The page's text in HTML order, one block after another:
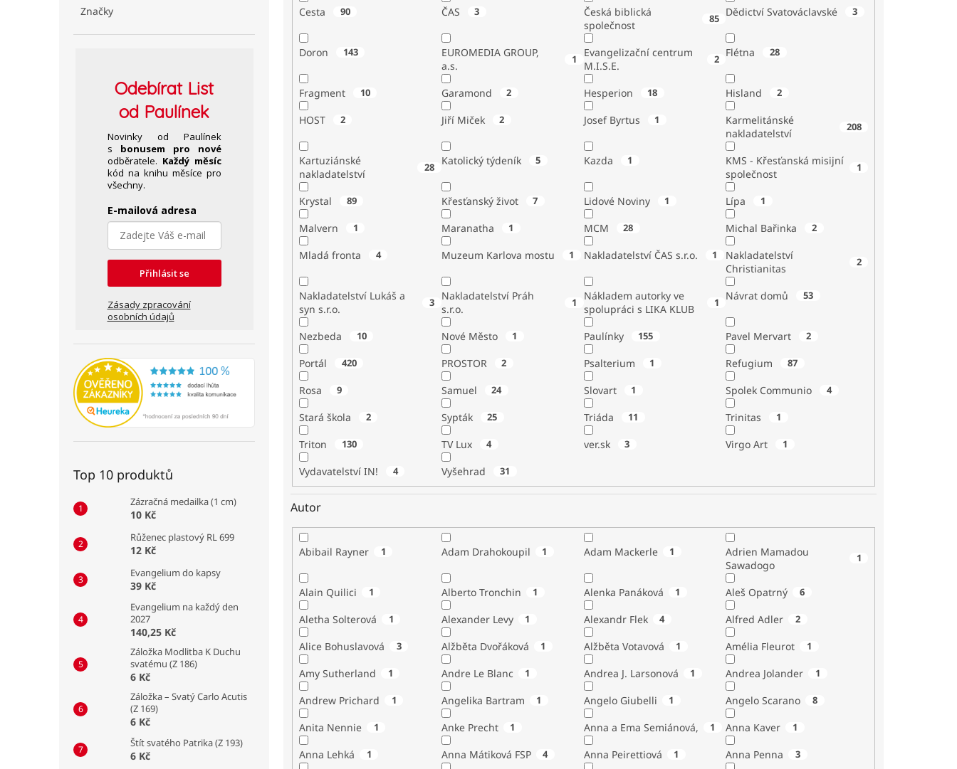
Značky
OdebíratList
od Paulínek
Novinky od Paulínek
s bonusem pro nové
odběratele. Každý měsíc
kód na knihu měsíce pro
všechny.
E-mailová adresa
Přihlásit se
Zásady zpracování
osobních údajů
Top 10 produktů
Zázračná medailka (1 cm)
10 Kč
Růženec plastový RL 699
12 Kč
Evangelium do kapsy
39 Kč
Evangelium na každý den
2027
140,25 Kč
Záložka Modlitba K Duchu
svatému (Z 186)
6 Kč
Záložka – Svatý Carlo Acutis
(Z 169)
6 Kč
Štít svatého Patrika (Z 193)
6 Kč
Cesta 90 ČAS 3
Česká biblická
společnost
85 Dědictví Svatováclavské 3
Doron 143
EUROMEDIA GROUP,
a.s.
1
Evangelizační centrum
M.I.S.E.
2 Flétna 28
Fragment 10 Garamond 2 Hesperion 18 Hisland 2
HOST 2 Jiří Miček 2 Josef Byrtus 1
Karmelitánské
nakladatelství
208
Kartuziánské
nakladatelství
28 Katolický týdeník 5 Kazda 1
KMS - Křesťanská misijní
společnost
1
Krystal 89 Křesťanský život 7 Lidové Noviny 1 Lípa 1
Malvern 1 Maranatha 1 MCM 28 Michal Bařinka 2
Mladá fronta 4 Muzeum Karlova mostu 1 Nakladatelství ČAS s.r.o. 1
Nakladatelství
Christianitas
2
Nakladatelství Lukáš a
syn s.r.o.
3
Nakladatelství Práh
s.r.o.
1
Nákladem autorky ve
spolupráci s LIKA KLUB
1 Návrat domů 53
Nezbeda 10 Nové Město 1 Paulínky 155 Pavel Mervart 2
Portál 420 PROSTOR 2 Psalterium 1 Refugium 87
Rosa 9 Samuel 24 Slovart 1 Spolek Communio 4
Stará škola 2 Sypták 25 Triáda 11 Trinitas 1
Triton 130 TV Lux 4 ver.sk 3 Virgo Art 1
Vydavatelství IN! 4 Vyšehrad 31
Autor
Abibail Rayner 1 Adam Drahokoupil 1 Adam Mackerle 1
Adrien Mamadou
Sawadogo
1
Alain Quilici 1 Alberto Tronchin 1 Alenka Panáková 1 Aleš Opatrný 6
Aletha Solterová 1 Alexander Levy 1 Alexandr Flek 4 Alfred Adler 2
Alice Bohuslavová 3 Alžběta Dvořáková 1 Alžběta Votavová 1 Amélia Fleurot 1
Amy Sutherland 1 Andre Le Blanc 1 Andrea J. Larsonová 1 Andrea Jolander 1
Andrew Prichard 1 Angelika Bartram 1 Angelo Giubelli 1 Angelo Scarano 8
Anita Nennie 1 Anke Precht 1 Anna a Ema Semiánová, 1 Anna Kaver 1
Anna Lehká 1 Anna Mátiková FSP 4 Anna Peirettiová 1 Anna Penna 3